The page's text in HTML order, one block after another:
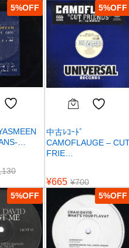
5%
…
5%
中古ﾚｺｰﾄﾞ
CAMOFLAUGE –
FRIE…
¥665 ¥700
5% 5%